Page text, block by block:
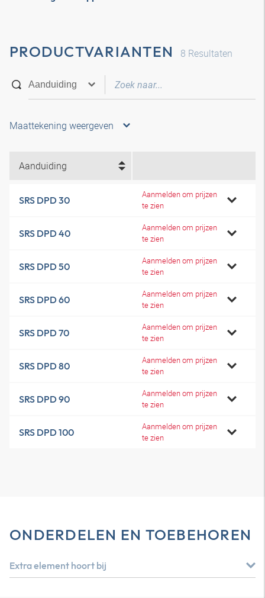
PRODUCTVARIANTEN 8 Resultaten
Maattekening weergeven
Aanduiding
SRS DPD 30
Aanmelden om prijzen
te zien
SRS DPD 40
Aanmelden om prijzen
te zien
SRS DPD 50
Aanmelden om prijzen
te zien
SRS DPD 60
Aanmelden om prijzen
te zien
SRS DPD 70
Aanmelden om prijzen
te zien
SRS DPD 80
Aanmelden om prijzen
te zien
SRS DPD 90
Aanmelden om prijzen
te zien
SRS DPD 100
Aanmelden om prijzen
te zien
ONDERDELEN EN TOEBEHOREN
Extra element hoort bij